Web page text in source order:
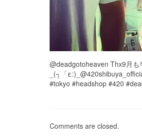
@deadgotoheaven Thx9月も
_(┐「
#tokyo #headshop #420
Comments are closed.